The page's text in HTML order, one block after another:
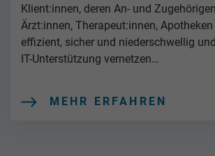
Klient:innen, deren An- und
Ärzt:innen, Therapeut:innen,
effizient, sicher und niederschwellig
IT-Unterstützung vernetzen…
MEHR ERFAHREN